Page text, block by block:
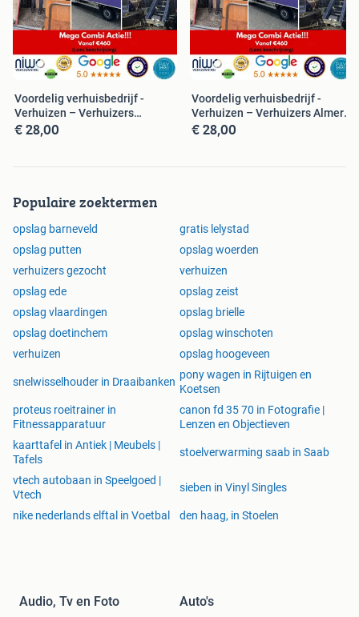
XL PAKKET (€920)
3 verhuizers + 1 verhuiswagen + 6 uur
• Gratis inpakservice
• 1 verhuiswagen 22M³
• Verhuislift optioneel: €89 per uur (min. 2 uur)
• Demontage & montage (optioneel)
• Gratis inpakservice
• 1 verhuiswagen 22M³
• Verhuislift optioneel: €89 per uur (min. 2 uur)
• Demontage & montage (optioneel)
3XL PAKKET (€1199)
4 verhuizers + 2 verhuiswagens + 5 uur
• Gratis inpakservice
• 2 verhuiswagens 22M³
• Verhuislift optioneel: €89 per uur (min. 2 uur)
• Demontage & montage (optioneel)
4XL PAKKET (€1699)
4 verhuizers + 2 verhuiswagens + 7 uur
• Gratis inpakservice
• 2 verhuiswagens 22M³
Voordelig verhuisbedrijf -
Verhuizen – Verhuizers
Bussum
€ 28,00
Voordelig verhuisbedrijf -
Verhuizen – Verhuizers Almere
-NL
€ 28,00
Populaire zoektermen
opslag barneveld
gratis lelystad
opslag putten
opslag woerden
verhuizers gezocht
verhuizen
opslag ede
opslag zeist
opslag vlaardingen
opslag brielle
opslag doetinchem
opslag winschoten
verhuizen
opslag hoogeveen
snelwisselhouder in Draaibanken
pony wagen in Rijtuigen en
Koetsen
proteus roeitrainer in
Fitnessapparatuur
canon fd 35 70 in Fotografie |
Lenzen en Objectieven
kaarttafel in Antiek | Meubels |
Tafels
stoelverwarming saab in Saab
vtech autobaan in Speelgoed |
Vtech
sieben in Vinyl Singles
nike nederlands elftal in Voetbal den haag, in Stoelen
Audio, Tv en Foto Auto's